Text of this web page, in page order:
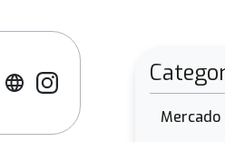
Mercado